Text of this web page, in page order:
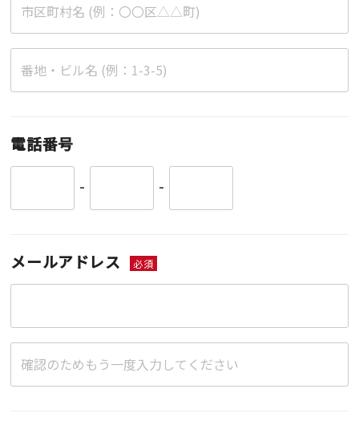
電話番号
-
-
メールアドレス 必須